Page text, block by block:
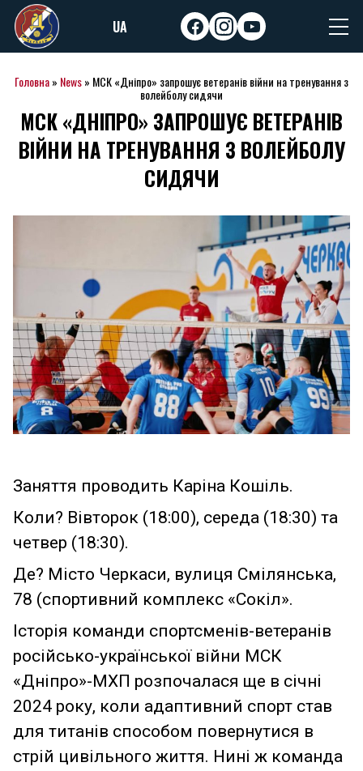
Skip
to
content
UA facebookinstagram
youtube
Головна» News» МСК «Дніпро» запрошує ветеранів війни на тренування з
волейболу сидячи
МСК «ДНІПРО» ЗАПРОШУЄ ВЕТЕРАНІВ
ВІЙНИ НА ТРЕНУВАННЯ З ВОЛЕЙБОЛУ
СИДЯЧИ
Заняття проводить Каріна Кошіль.
Коли? Вівторок (18:00), середа (18:30) та
четвер (18:30).
Де? Місто Черкаси, вулиця Смілянська,
78 (спортивний комплекс «Сокіл».
Історія команди спортсменів-ветеранів
російсько-української війни МСК
«Дніпро»-МХП розпочалася ще в січні
2024 року, коли адаптивний спорт став
для титанів способом повернутися в
стрій цивільного життя. Нині ж команда